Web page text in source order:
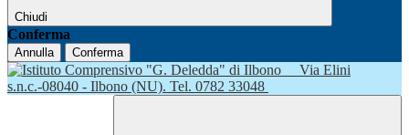
Chiudi
Conferma
Annulla Conferma
Via Elini
s.n.c.-08040 - Ilbono (NU). Tel. 0782 33048